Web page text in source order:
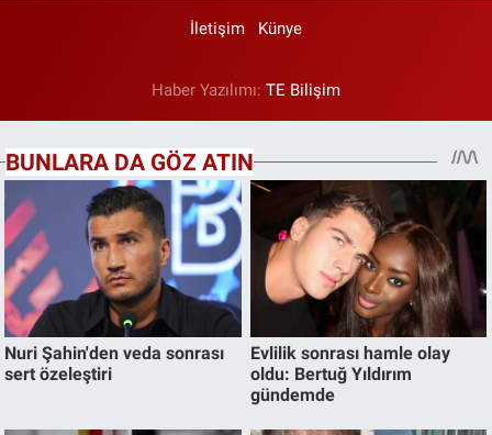
İletişim Künye
Haber Yazılımı: TE Bilişim